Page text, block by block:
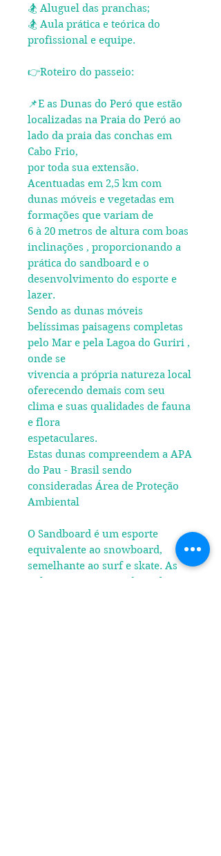
🏂 Aluguel das pranchas;
🏂 Aula prática e teórica do
profissional e equipe.
👉Roteiro do passeio:
📌E as Dunas do Peró que estão
localizadas na Praia do Peró ao
lado da praia das conchas em
Cabo Frio,
por toda sua extensão.
Acentuadas em 2,5 km com
dunas móveis e vegetadas em
formações que variam de
6 à 20 metros de altura com boas
inclinações , proporcionando a
prática do sandboard e o
desenvolvimento do esporte e
lazer.
Sendo as dunas móveis
belíssimas paisagens completas
pelo Mar e pela Lagoa do Guriri ,
onde se
vivencia a própria natureza local
oferecendo demais com seu
clima e suas qualidades de fauna
e flora
espetaculares.
Estas dunas compreendem a APA
do Pau - Brasil sendo
consideradas Área de Proteção
Ambiental
O Sandboard é um esporte
equivalente ao snowboard,
semelhante ao surf e skate. As